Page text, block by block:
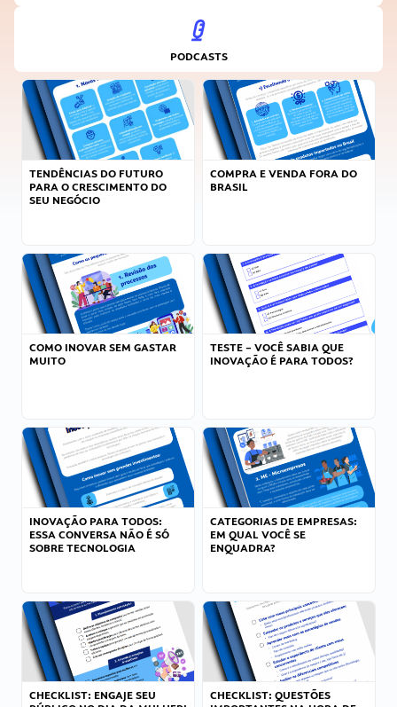
PODCASTS
TENDÊNCIAS DO FUTURO
PARA O CRESCIMENTO DO
SEU NEGÓCIO
COMPRA E VENDA FORA DO
BRASIL
COMO INOVAR SEM GASTAR
MUITO
TESTE – VOCÊ SABIA QUE
INOVAÇÃO É PARA TODOS?
INOVAÇÃO PARA TODOS:
ESSA CONVERSA NÃO É SÓ
SOBRE TECNOLOGIA
CATEGORIAS DE EMPRESAS:
EM QUAL VOCÊ SE
ENQUADRA?
CHECKLIST: ENGAJE SEU
CHECKLIST: QUESTÕES